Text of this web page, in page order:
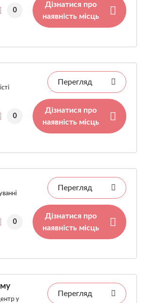
0
Дізнатися про
наявність місць
0
Перегляд
Дізнатися про
наявність місць
0
Перегляд
Дізнатися про
наявність місць
у
Перегляд